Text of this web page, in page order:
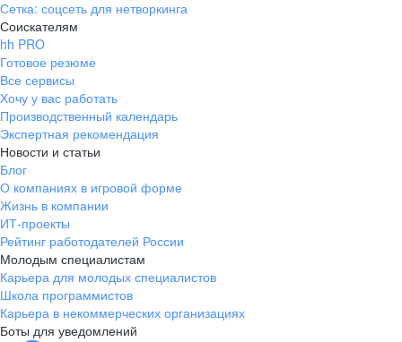
Сетка: соцсеть для нетворкинга
Соискателям
hh PRO
Готовое резюме
Все сервисы
Хочу у вас работать
Производственный календарь
Экспертная рекомендация
Новости и статьи
Блог
О компаниях в игровой форме
Жизнь в компании
ИТ-проекты
Рейтинг работодателей России
Молодым специалистам
Карьера для молодых специалистов
Школа программистов
Карьера в некоммерческих организациях
Боты для уведомлений